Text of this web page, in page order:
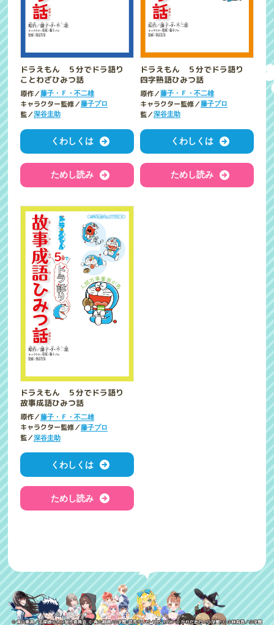
ドラえもん ５分でドラ語り
ことわざひみつ話
原作／藤子・Ｆ・不二雄
キャラクター監修／藤子プロ
監／深谷圭助
くわしくは
ためし読み
ドラえもん ５分でドラ語り
四字熟語ひみつ話
原作／藤子・Ｆ・不二雄
キャラクター監修／藤子プロ
監／深谷圭助
くわしくは
ためし読み
ドラえもん ５分でドラ語り
故事成語ひみつ話
原作／藤子・Ｆ・不二雄
キャラクター監修／藤子プロ
監／深谷圭助
くわしくは
ためし読み